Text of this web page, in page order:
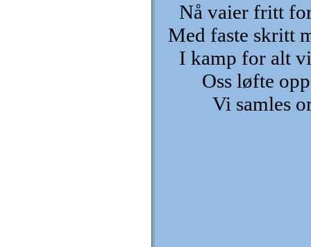
Nå vaier fritt
Med faste skritt
I kamp for alt
Oss løfte
Vi samles